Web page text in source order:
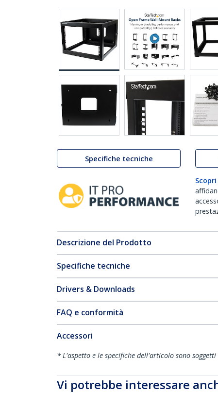
Specifiche tecniche
Descrizione del Prodotto
Specifiche tecniche
Drivers & Downloads
FAQ e conformità
Accessori
* L'aspetto e le specifiche dell'articolo sono
Vi potrebbe interessare